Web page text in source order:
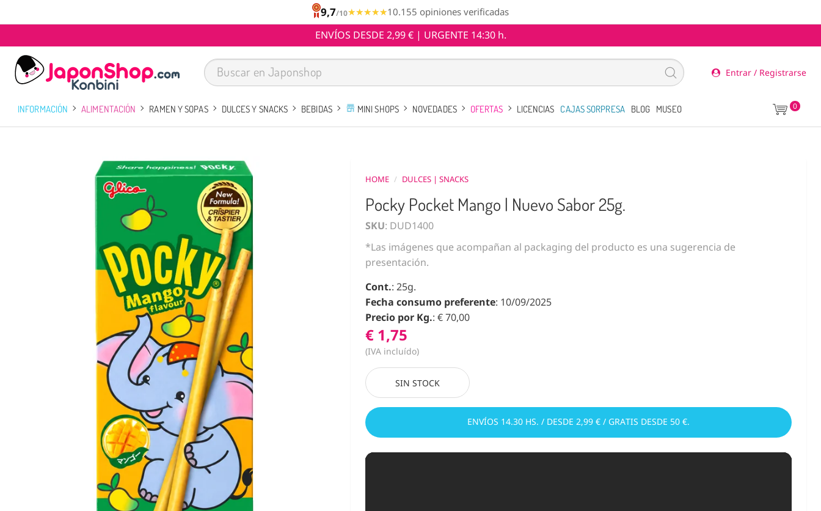
9,7/10★★★★★
★★★★★10.155 opiniones verificadas
ENVÍOS DESDE 2,99 € | URGENTE 14:30 h.
Entrar / Registrarse
INFORMACIÓN ALIMENTACIÓN RAMEN Y SOPAS DULCES Y SNACKS BEBIDAS MINI SHOPS NOVEDADES OFERTAS LICENCIAS CAJAS SORPRESA BLOG MUSEO 0
HOME / DULCES | SNACKS
Pocky Pocket Mango | Nuevo Sabor 25g.
SKU: DUD1400
*Las imágenes que acompañan al packaging del producto es una sugerencia de
presentación.
Cont.: 25g.
Fecha consumo preferente: 10/09/2025
Precio por Kg.: € 70,00
€ 1,75
(IVA incluído)
SIN STOCK
ENVÍOS 14.30 HS. / DESDE 2,99 € / GRATIS DESDE 50 €.